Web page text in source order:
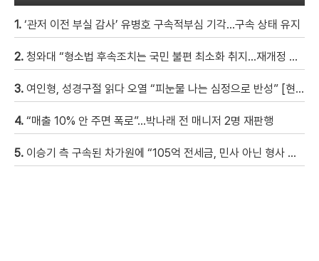
1. ‘관저 이전 부실 감사’ 유병호 구속적부심 기각…구속 상태 유지
2. 청와대 “형소법 후속조치는 국민 불편 최소화 취지…재개정 여부는 언급 안 해”
3. 여인형, 성경구절 읽다 오열 “피눈물 나는 심정으로 반성” [현장영상]
4. “매출 10% 안 주면 폭로”…박나래 전 매니저 2명 재판행
5. 이승기 측 구속된 차가원에 “105억 전세금, 민사 아닌 형사 범죄…엄벌 원해”